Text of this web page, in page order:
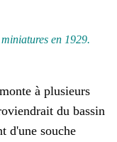
en 1929.
à plusieurs
du bassin
d'une souche